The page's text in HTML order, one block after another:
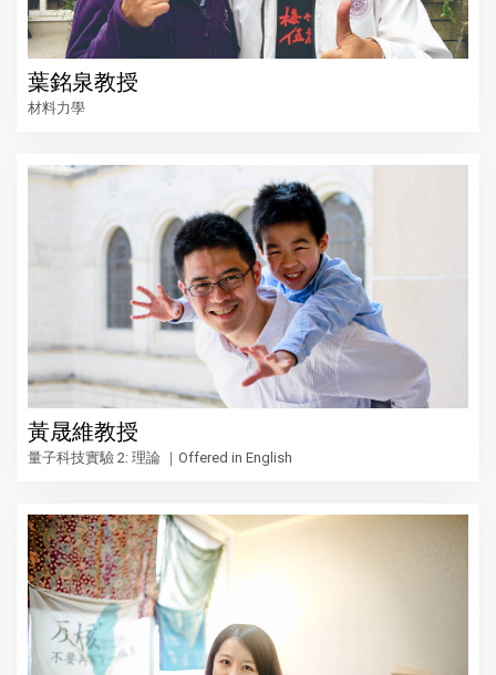
葉銘泉教授
材料力學
黃晟維教授
量子科技實驗 2: 理論 ｜Offered in English